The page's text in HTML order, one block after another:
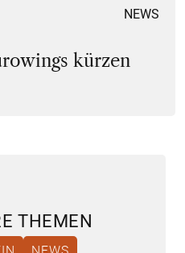
NEWS
kürzen
THEMEN